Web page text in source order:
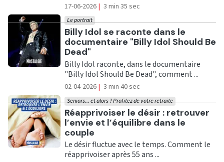
17-06-2026 | 3 min 35 sec
Ecouter
Billy Idol se raconte dans le
documentaire "Billy Idol Should Be
Dead"
Le portrait
Billy Idol raconte, dans le documentaire
"Billy Idol Should Be Dead", comment ...
02-04-2026 | 3 min 40 sec
Ecouter
Réapprivoiser le désir : retrouver
l’envie et l’équilibre dans le
couple
Seniors... et alors ? Profitez de votre retraite
Le désir fluctue avec le temps. Comment le
réapprivoiser après 55 ans ...